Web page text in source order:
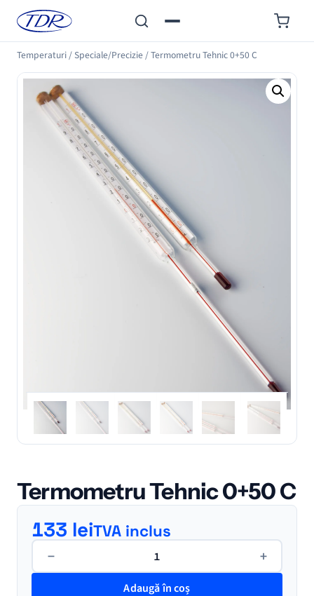
Temperaturi/Speciale/Precizie/Termometru Tehnic 0+50 C
Termometru Tehnic 0+50 C
133 leiTVA inclus
−
Termometru
+
Adaugă în coș